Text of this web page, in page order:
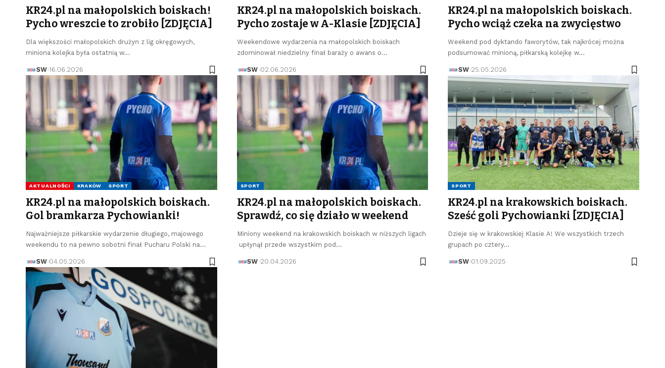
KR24.pl na małopolskich boiskach!
Pycho wreszcie to zrobiło [ZDJĘCIA]
Dla większości małopolskich drużyn z lig okręgowych,
miniona kolejka była ostatnią w…
SW 16.06.2026
KR24.pl na małopolskich boiskach.
Pycho zostaje w A-Klasie [ZDJĘCIA]
Weekendowe wydarzenia na małopolskich boiskach
zdominował niedzielny finał baraży o awans o…
SW 02.06.2026
KR24.pl na małopolskich boiskach.
Pycho wciąż czeka na zwycięstwo
Weekend pod dyktando faworytów, tak najkrócej można
podsumować minioną, piłkarską kolejkę w…
SW 25.05.2026
AKTUALNOŚCI KRAKÓW SPORT
KR24.pl na małopolskich boiskach.
Gol bramkarza Pychowianki!
Najważniejsze piłkarskie wydarzenie długiego, majowego
weekendu to na pewno sobotni finał Pucharu Polski na…
SW 04.05.2026
SPORT
KR24.pl na małopolskich boiskach.
Sprawdź, co się działo w weekend
Miniony weekend na krakowskich boiskach w niższych ligach
upłynął przede wszystkim pod…
SW 20.04.2026
SPORT
KR24.pl na krakowskich boiskach.
Sześć goli Pychowianki [ZDJĘCIA]
Dzieje się w krakowskiej Klasie A! We wszystkich trzech
grupach po cztery…
SW 01.09.2025